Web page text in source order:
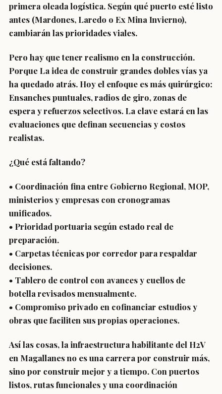
primera oleada logística. Según qué puerto esté listo
antes (Mardones, Laredo o Ex Mina Invierno),
cambiarán las prioridades viales.
Pero hay que tener realismo en la construcción.
Porque La idea de construir grandes dobles vías ya
ha quedado atrás. Hoy el enfoque es más quirúrgico:
Ensanches puntuales, radios de giro, zonas de
espera y refuerzos selectivos. La clave estará en las
evaluaciones que definan secuencias y costos
realistas.
¿Qué está faltando?
• Coordinación fina entre Gobierno Regional, MOP,
ministerios y empresas con cronogramas
unificados.
• Prioridad portuaria según estado real de
preparación.
• Carpetas técnicas por corredor para respaldar
decisiones.
• Tablero de control con avances y cuellos de
botella revisados mensualmente.
• Compromiso privado en cofinanciar estudios y
obras que faciliten sus propias operaciones.
Así las cosas, la infraestructura habilitante del H2V
en Magallanes no es una carrera por construir más,
sino por construir mejor y a tiempo. Con puertos
listos, rutas funcionales y una coordinación